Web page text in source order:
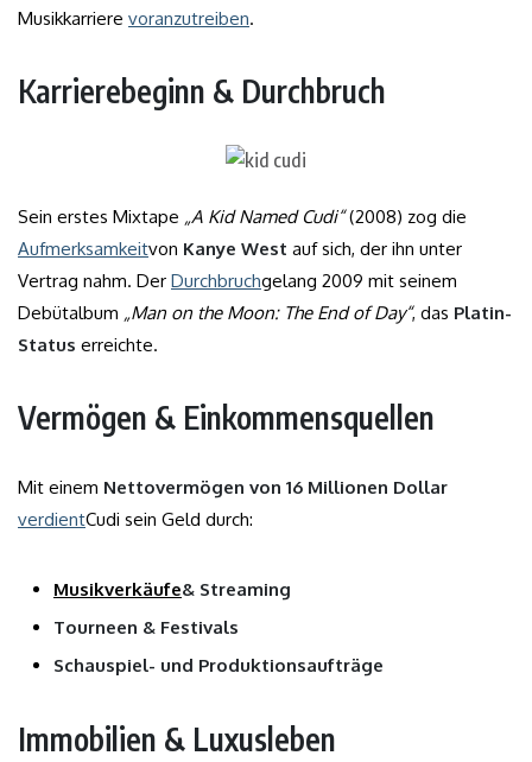
Musikkarriere voranzutreiben.
Karrierebeginn & Durchbruch
Sein erstes Mixtape „A Kid Named Cudi“(2008) zog die
Aufmerksamkeitvon Kanye West auf sich, der ihn unter
Vertrag nahm. Der Durchbruchgelang 2009 mit seinem
Debütalbum „Man on the Moon: The End of Day“, das Platin-
Status erreichte.
Vermögen & Einkommensquellen
Mit einem Nettovermögen von 16 Millionen Dollar
verdientCudi sein Geld durch:
Musikverkäufe& Streaming
Tourneen & Festivals
Schauspiel- und Produktionsaufträge
Immobilien & Luxusleben